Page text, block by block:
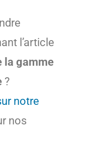
l’article
la gamme
?
notre
nos